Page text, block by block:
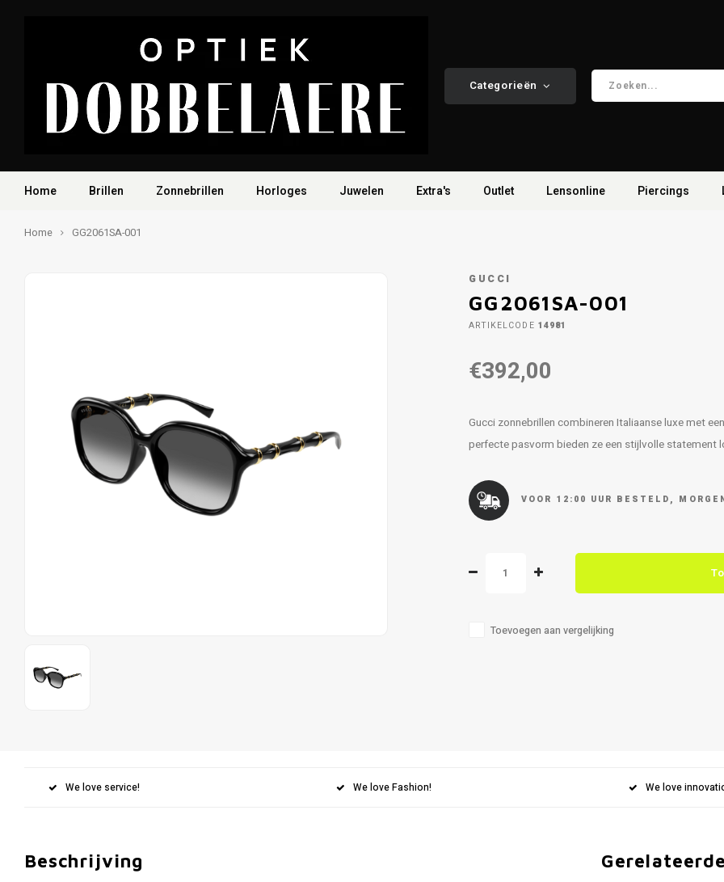
Categorieën
Home Brillen Zonnebrillen Horloges Juwelen Extra's Outlet Lensonline Piercings
Home GG2061SA-001
GUCCI
GG2061SA-001
ARTIKELCODE 14981
€392,00
Gucci zonnebrillen combineren Italiaanse luxe met
perfecte pasvorm bieden ze een stijlvolle statement
VOOR 12:00 UUR BESTELD,
Toevoegen aan vergelijking
We love service! We love Fashion! We love
Beschrijving